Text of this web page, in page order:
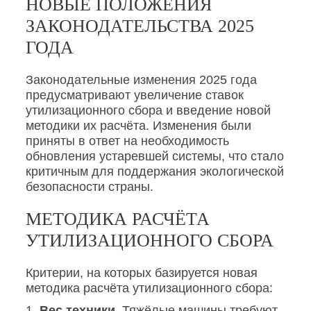
НОВЫЕ ПОЛОЖЕНИЯ
ЗАКОНОДАТЕЛЬСТВА 2025
ГОДА
Законодательные изменения 2025 года
предусматривают увеличение ставок
утилизационного сбора и введение новой
методики их расчёта. Изменения были
приняты в ответ на необходимость
обновления устаревшей системы, что стало
критичным для поддержания экологической
безопасности страны.
МЕТОДИКА РАСЧЁТА
УТИЛИЗАЦИОННОГО СБОРА
Критерии, на которых базируется новая
методика расчёта утилизационного сбора: